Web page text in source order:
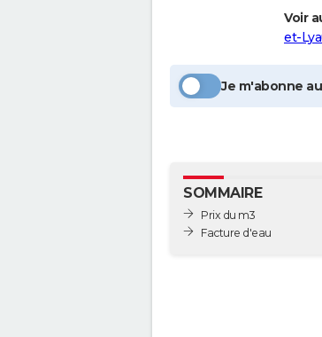
Voir
et-
Je m'abonne
SOMMAIRE
Prix du m3
Facture d'eau